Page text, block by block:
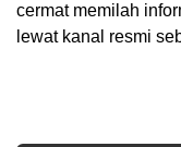
cermat memilah
lewat kanal resmi